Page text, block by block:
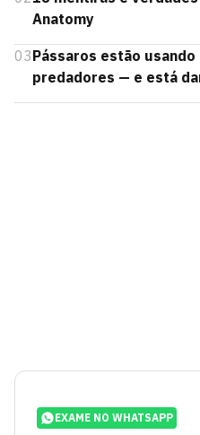
Anatomy
03Pássaros estão
predadores — e está
EXAME NO WHATSAPP